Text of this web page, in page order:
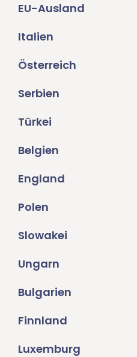
EU-Ausland
Italien
Österreich
Serbien
Türkei
Belgien
England
Polen
Slowakei
Ungarn
Bulgarien
Finnland
Luxemburg